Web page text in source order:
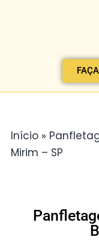
Início »
Mirim – SP